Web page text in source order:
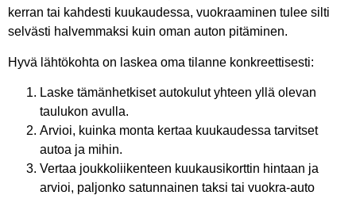
kerran tai kahdesti kuukaudessa, vuokraaminen tulee silti
selvästi halvemmaksi kuin oman auton pitäminen.
Hyvä lähtökohta on laskea oma tilanne konkreettisesti:
Laske tämänhetkiset autokulut yhteen yllä olevan
taulukon avulla.
Arvioi, kuinka monta kertaa kuukaudessa tarvitset
autoa ja mihin.
Vertaa joukkoliikenteen kuukausikorttin hintaan ja
arvioi, paljonko satunnainen taksi tai vuokra-auto